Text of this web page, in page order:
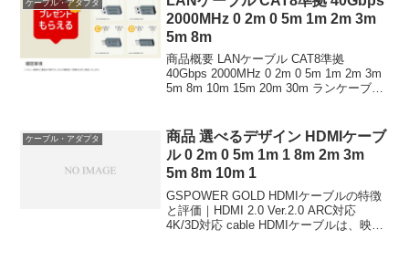
ケーブル・アダプタ
2000MHz 0 2m 0 5m 1m 2m 3m
5m 8m
商品概要 LANケーブル CAT8準拠
40Gbps 2000MHz 0 2m 0 5m 1m 2m 3m
5m 8m 10m 15m 20m 30m ランケーブル
ケーブル・アダプタ
商品 選べるデザイン HDMIケーブ
ル 0 2m 0 5m 1m 1 8m 2m 3m
5m 8m 10m 1
GSPOWER GOLD HDMIケーブルの特徴
と評価｜HDMI 2.0 Ver.2.0 ARC対応
4K/3D対応 cable HDMIケーブルは、映像